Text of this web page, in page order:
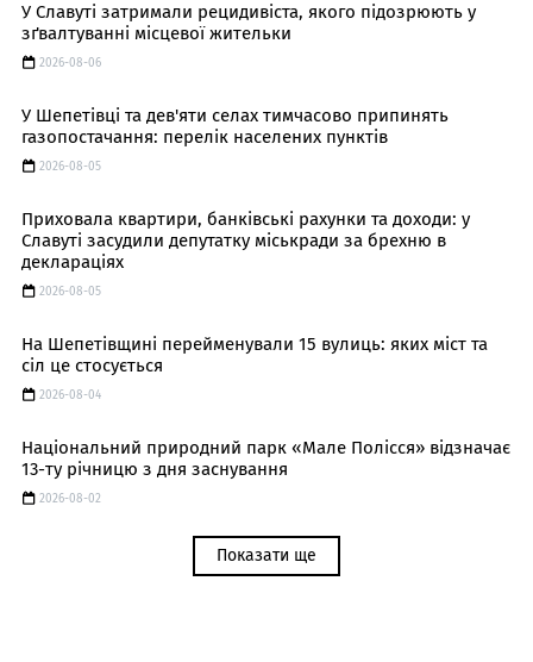
У Славуті затримали рецидивіста, якого підозрюють у
зґвалтуванні місцевої жительки
2026-08-06
У Шепетівці та дев'яти селах тимчасово припинять
газопостачання: перелік населених пунктів
2026-08-05
Приховала квартири, банківські рахунки та доходи: у
Славуті засудили депутатку міськради за брехню в
деклараціях
2026-08-05
На Шепетівщині перейменували 15 вулиць: яких міст та
сіл це стосується
2026-08-04
Національний природний парк «Мале Полісся» відзначає
13-ту річницю з дня заснування
2026-08-02
Показати ще